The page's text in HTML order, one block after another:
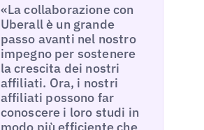
«La collaborazione con
Uberall è un grande
passo avanti nel nostro
impegno per sostenere
la crescita dei nostri
affiliati. Ora, i nostri
affiliati possono far
conoscere i loro studi in
modo più efficiente che